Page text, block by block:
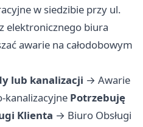
w siedzibie przy ul.
elektronicznego biura
awarie na całodobowym
lub kanalizacji → Awarie
kanalizacyjne Potrzebuję
Klienta → Biuro Obsługi